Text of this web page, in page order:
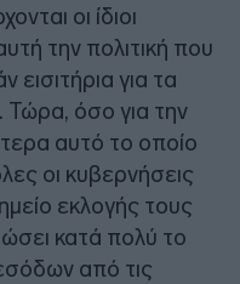
οι ίδιοι
την πολιτική που
για τα
όσο για την
αυτό το οποίο
οι κυβερνήσεις
εκλογής τους
κατά πολύ το
από τις